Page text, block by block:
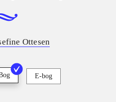
Ottesen
E-bog